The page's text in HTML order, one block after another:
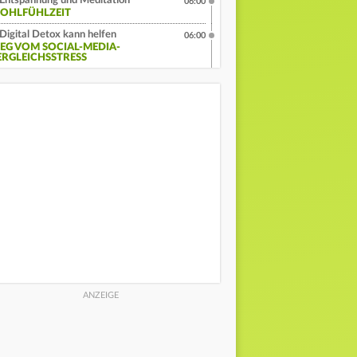
Digital Detox kann helfen
VOM SOCIAL-MEDIA-
06:00